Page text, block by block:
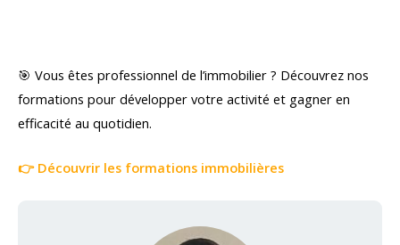
🎯 Vous êtes professionnel de l’immobilier ? Découvrez nos
formations pour développer votre activité et gagner en
efficacité au quotidien.
👉 Découvrir les formations immobilières